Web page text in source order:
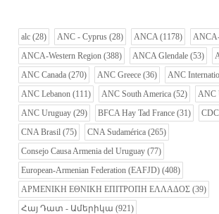
alc (28) ANC - Cyprus (28) ANCA (1178)
ANCA-Western Region (388) ANCA Glendale (53)
ANC Canada (270) ANC Greece (36) ANC
ANC Lebanon (111) ANC South America (52) ANC
ANC Uruguay (29) BFCA Hay Tad France (31)
CNA Brasil (75) CNA Sudamérica (265)
Consejo Causa Armenia del Uruguay (77)
European-Armenian Federation (EAFJD) (408)
ΑΡΜΕΝΙΚΗ ΕΘΝΙΚΗ ΕΠΙΤΡΟΠΗ ΕΛΛΑΔΟΣ (39)
Հայ Դատ - Ամերիկա (921)